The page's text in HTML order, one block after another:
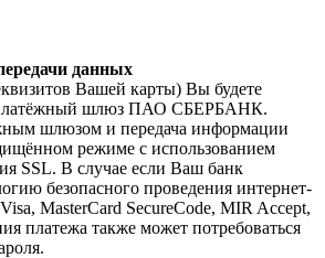
данных
Вашей карты) Вы будете
платёжный шлюз ПАО СБЕРБАНК.
шлюзом и передача информации
режиме с использованием
SSL. В случае если Ваш банк
безопасного проведения интернет-
MasterCard SecureCode, MIR Accept,
платежа также может потребоваться